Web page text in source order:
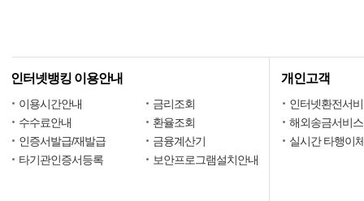
인터넷뱅킹 이용안내
이용시간안내
금리조회
수수료안내
환율조회
인증서발급/재발급
금융계산기
타기관인증서등록
보안프로그램설치안내
개인고객
인터넷환전서
해외송금서비스
실시간 타행이